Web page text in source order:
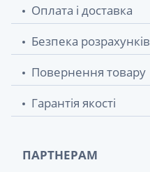
Оплата і доставка
Безпека розрахунків
Повернення товару
Гарантія якості
ПАРТНЕРАМ